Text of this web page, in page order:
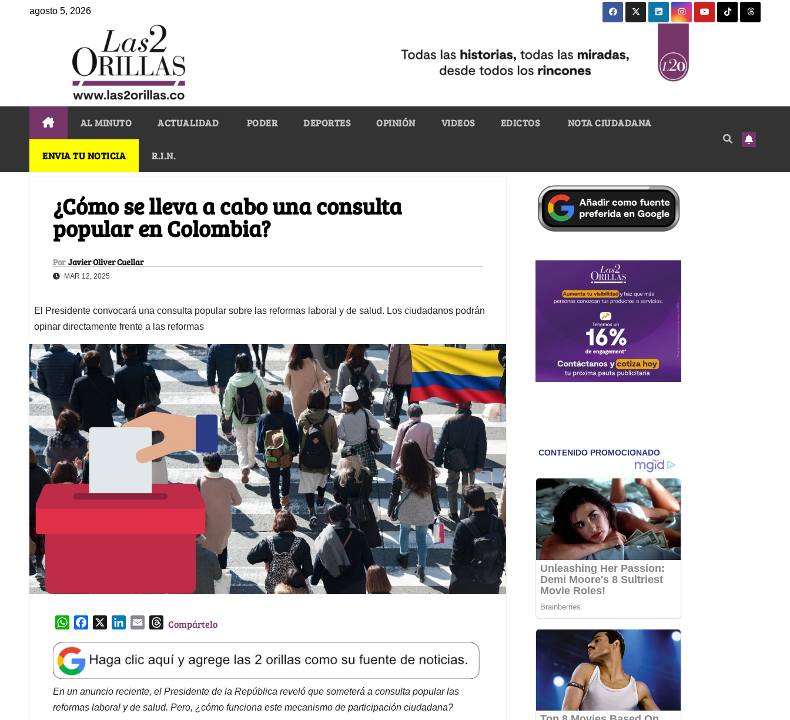
agosto 5, 2026
AL MINUTO ACTUALIDAD PODER DEPORTES OPINIÓN VIDEOS EDICTOS NOTA CIUDADANA
ENVIA TU NOTICIA R.I.N.
¿Cómo se lleva a cabo una consulta
popular en Colombia?
Por Javier Oliver Cuellar
MAR 12, 2025
El Presidente convocará una consulta popular sobre las reformas laboral y de salud. Los ciudadanos podrán
opinar directamente frente a las reformas
W
a
t
s
A
p
e
b
o
o
k
e
d
I
l
T
e
a
d
s
Compártelo
En un anuncio reciente, el Presidente de la República reveló que someterá a consulta popular las
reformas laboral y de salud. Pero, ¿cómo funciona este mecanismo de participación ciudadana?